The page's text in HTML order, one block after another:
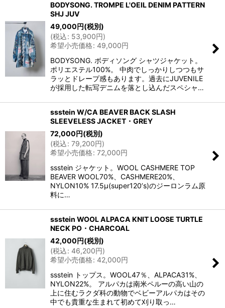
BODYSONG. TROMPE L'OEIL DENIM PATTERN
SHJ JUV
49,000円(税別)
(税込: 53,900円)
希望小売価格: 49,000円
BODYSONG. ボディソング シャツジャケット。
ポリエステル100%。 中肉でしっかりしつつもサ
ラッとドレープ感もあります。過去にJUVENILE
が採用した転写デニムを落とし込んだスペシャ…
ssstein W/CA BEAVER BACK SLASH
SLEEVELESS JACKET・GREY
72,000円(税別)
(税込: 79,200円)
希望小売価格: 72,000円
ssstein ジャケット。WOOL CASHMERE TOP
BEAVER WOOL70%、CASHMERE20%、
NYLON10% 17.5μ(super120ʼs)のジーロンラム原
料に…
ssstein WOOL ALPACA KNIT LOOSE TURTLE
NECK PO・CHARCOAL
42,000円(税別)
(税込: 46,200円)
希望小売価格: 42,000円
ssstein トップス。WOOL47％、ALPACA31%、
NYLON22%。 アルパカは南米ペルーの高い山の
上に住むラクダ科の動物でベビーアルパカはその
中でも貴重な生まれて初めて刈り取っ…